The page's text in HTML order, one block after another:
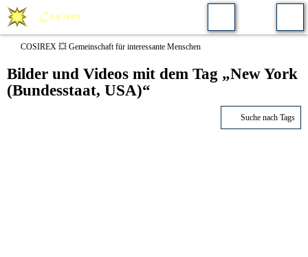
COSIREX 💥 Gemeinschaft für interessante Menschen
Bilder und Videos mit dem Tag „New York
(Bundesstaat, USA)“
Suche nach Tags